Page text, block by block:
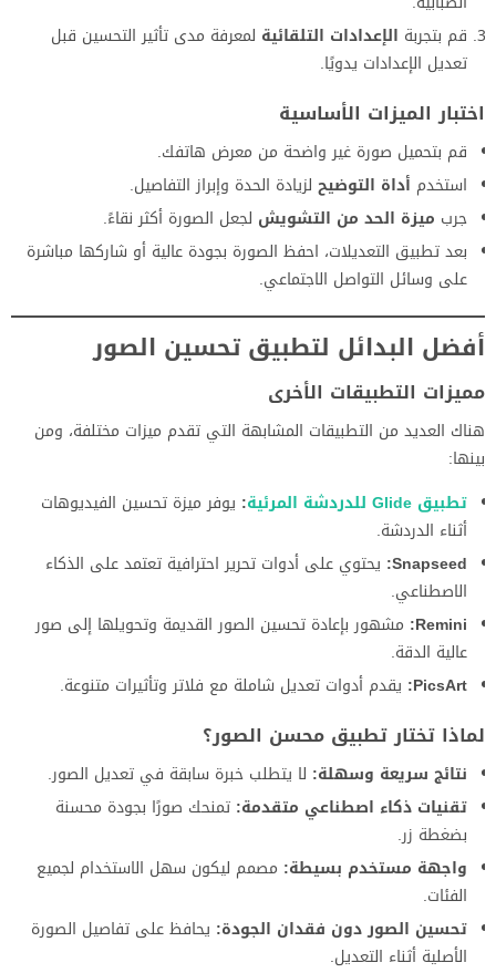
قم بتجربة الإعدادات التلقائية لمعرفة مدى تأثير التحسين قبل
تعديل الإعدادات يدويًا.
اختبار الميزات الأساسية
قم بتحميل صورة غير واضحة من معرض هاتفك.
استخدم أداة التوضيح لزيادة الحدة وإبراز التفاصيل.
جرب ميزة الحد من التشويش لجعل الصورة أكثر نقاءً.
بعد تطبيق التعديلات، احفظ الصورة بجودة عالية أو شاركها مباشرة
على وسائل التواصل الاجتماعي.
أفضل البدائل لتطبيق تحسين الصور
مميزات التطبيقات الأخرى
هناك العديد من التطبيقات المشابهة التي تقدم ميزات مختلفة، ومن
بينها:
تطبيق Glide للدردشة المرئية
: يوفر ميزة تحسين الفيديوهات
أثناء الدردشة.
Snapseed: يحتوي على أدوات تحرير احترافية تعتمد على الذكاء
الاصطناعي.
Remini: مشهور بإعادة تحسين الصور القديمة وتحويلها إلى صور
عالية الدقة.
PicsArt: يقدم أدوات تعديل شاملة مع فلاتر وتأثيرات متنوعة.
لماذا تختار تطبيق محسن الصور؟
نتائج سريعة وسهلة: لا يتطلب خبرة سابقة في تعديل الصور.
تقنيات ذكاء اصطناعي متقدمة: تمنحك صورًا بجودة محسنة
بضغطة زر.
واجهة مستخدم بسيطة: مصمم ليكون سهل الاستخدام لجميع
الفئات.
تحسين الصور دون فقدان الجودة: يحافظ على تفاصيل الصورة
الأصلية أثناء التعديل.